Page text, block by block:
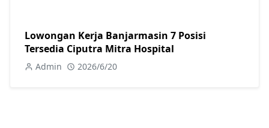
Lowongan Kerja Banjarmasin 7 Posisi
Tersedia Ciputra Mitra Hospital
Admin 2026/6/20